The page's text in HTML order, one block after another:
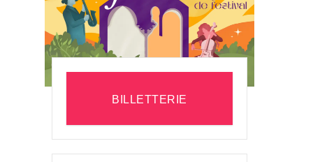
BILLETTERIE